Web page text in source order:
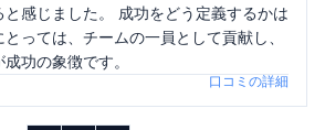
感じました。 成功をどう定義するかは
っては、チームの一員として貢献し、
功の象徴です。
口コミの詳細